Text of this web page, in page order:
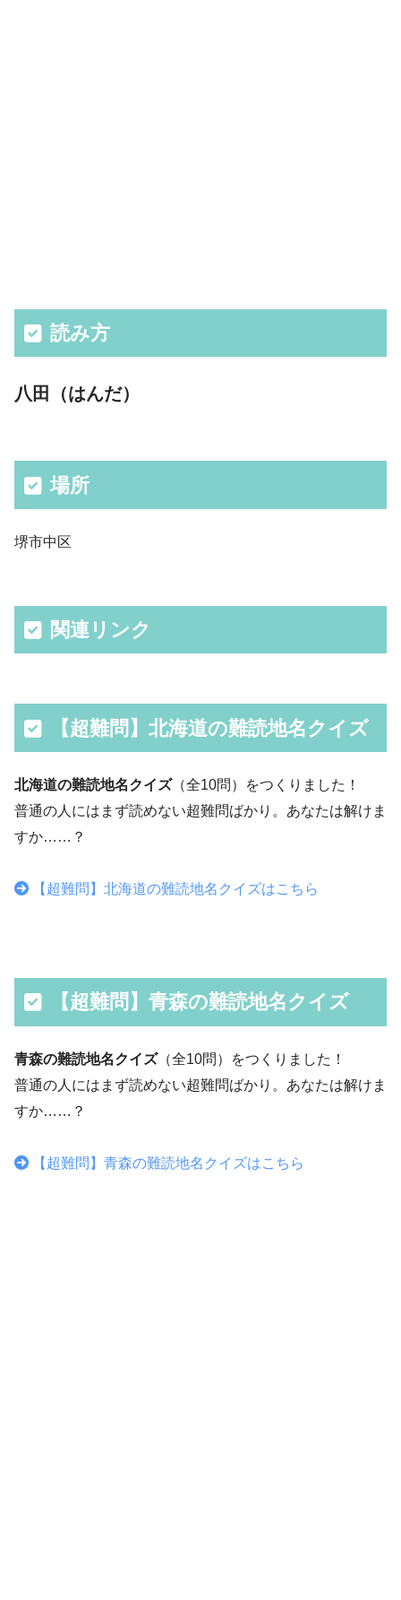
読み方
八田（はんだ）
場所
堺市中区
関連リンク
【超難問】北海道の難読地名クイズ
北海道の難読地名クイズ（全10問）をつくりました！
普通の人にはまず読めない超難問ばかり。あなたは解けま
すか……？
【超難問】北海道の難読地名クイズはこちら
【超難問】青森の難読地名クイズ
青森の難読地名クイズ（全10問）をつくりました！
普通の人にはまず読めない超難問ばかり。あなたは解けま
すか……？
【超難問】青森の難読地名クイズはこちら